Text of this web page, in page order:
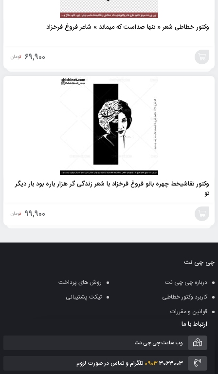
وکتور خطاطی شعر « تنها صداست که میماند » شاعر فروغ فرخزاد
69,900 تومان
وکتور تقاشیخط چهره بانو فروغ فرخزاد با شعر زندگی گر هزار باره بود بار دیگر
تو
99,900 تومان
سبد
چی چی نت
درباره چی چی نت
روش های پرداخت
کاربرد وکتور خطاطی
تیکت پشتیبانی
قوانین و مقررات
ارتباط با ما
وب سایت چی چی نت
09033063003 تلگرام و تماس در صورت لزوم